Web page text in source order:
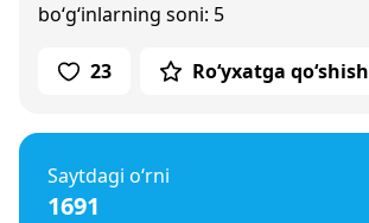
bo‘g‘inlarning soni: 5
23 Ro‘yxatga qo‘shish
Saytdagi o‘rni
1691